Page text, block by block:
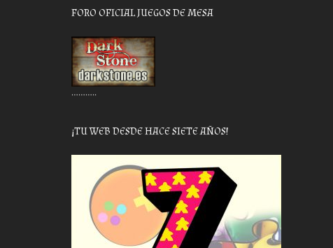
FORO OFICIAL JUEGOS DE MESA
………..
¡TU WEB DESDE HACE SIETE AÑOS!